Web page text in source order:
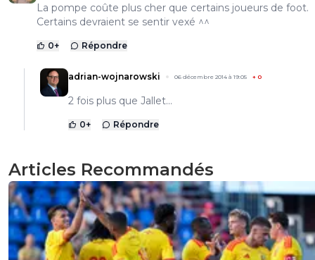
La pompe coûte plus cher que certains joueurs de foot.
Certains devraient se sentir vexé ^^
0+ Répondre
adrian-wojnarowski 06 décembre 2014 à 19:05 + 0
2 fois plus que Jallet...
0+ Répondre
Articles Recommandés